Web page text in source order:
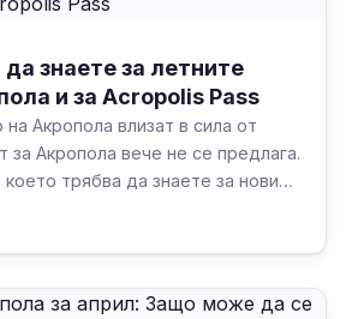
знаете за летните
и за Acropolis Pass
Акропола влизат в сила от
за Акропола вече не се предлага.
трябва да знаете за новите